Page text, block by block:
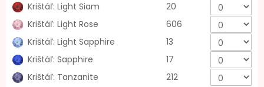
Krištáľ: Light Siam
20
Krištáľ: Light Rose
606
Krištáľ: Light Sapphire
13
Krištáľ: Sapphire
17
Krištáľ: Tanzanite
212